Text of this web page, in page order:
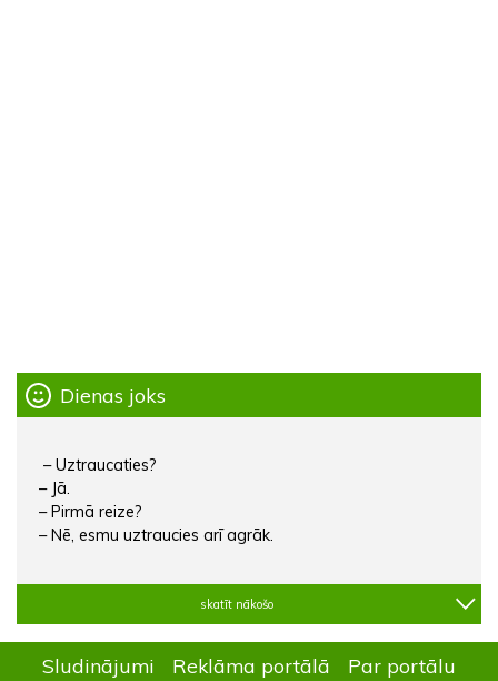
Dienas joks
– Uztraucaties?
– Jā.
– Pirmā reize?
– Nē, esmu uztraucies arī agrāk.
skatīt nākošo
Sludinājumi Reklāma portālā Par portālu